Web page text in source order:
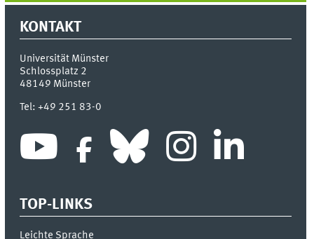
KONTAKT
Universität Münster
Schlossplatz 2
48149 Münster
Tel:+49 251 83-0
TOP-LINKS
Leichte Sprache